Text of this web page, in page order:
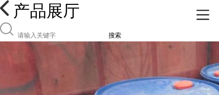
产品展厅
搜索